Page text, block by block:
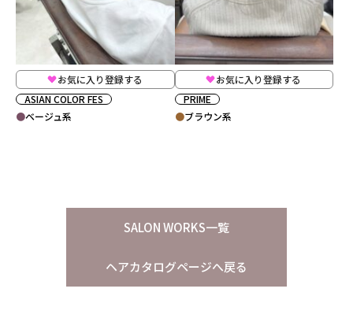
お気に入り登録する
ASIAN COLOR FES
ベージュ系
お気に入り登録する
PRIME
ブラウン系
SALON WORKS一覧
ヘアカタログページへ戻る